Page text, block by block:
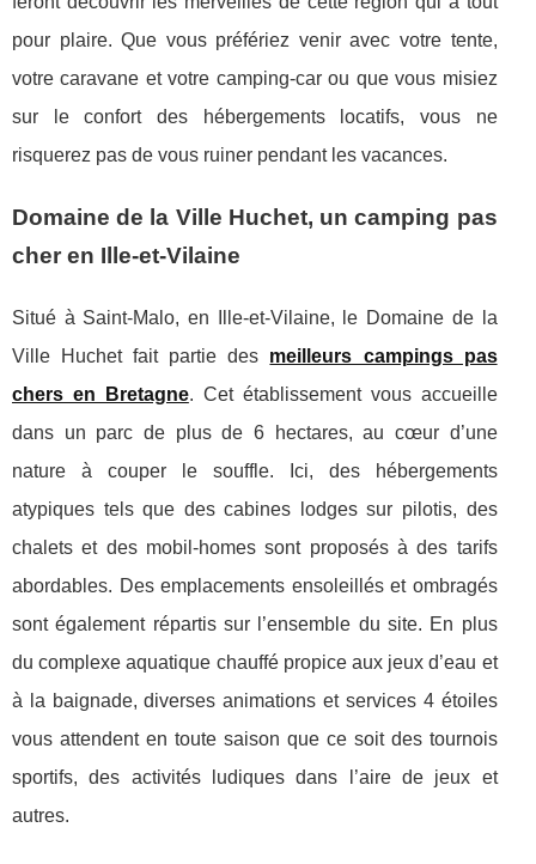
pour plaire. Que vous préfériez venir avec votre tente,
votre caravane et votre camping-car ou que vous misiez
sur le confort des hébergements locatifs, vous ne
risquerez pas de vous ruiner pendant les vacances.
Domaine de la Ville Huchet, un camping pas
cher en Ille-et-Vilaine
Situé à Saint-Malo, en Ille-et-Vilaine, le Domaine de la
Ville Huchet fait partie des meilleurs campings pas
chers en Bretagne. Cet établissement vous accueille
dans un parc de plus de 6 hectares, au cœur d’une
nature à couper le souffle. Ici, des hébergements
atypiques tels que des cabines lodges sur pilotis, des
chalets et des mobil-homes sont proposés à des tarifs
abordables. Des emplacements ensoleillés et ombragés
sont également répartis sur l’ensemble du site. En plus
du complexe aquatique chauffé propice aux jeux d’eau et
à la baignade, diverses animations et services 4 étoiles
vous attendent en toute saison que ce soit des tournois
sportifs, des activités ludiques dans l’aire de jeux et
autres.